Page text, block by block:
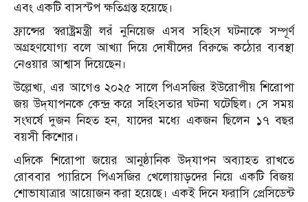
এবং একটি বাসস্টপ ক্ষতিগ্রস্ত হয়েছে।
ফ্রান্সের স্বরাষ্ট্রমন্ত্রী লরঁ নুনিয়েজ এসব সহিংস ঘটনাকে সম্পূর্ণ
অগ্রহণযোগ্য বলে আখ্যা দিয়ে দোষীদের বিরুদ্ধে কঠোর ব্যবস্থা
নেওয়ার আশ্বাস দিয়েছেন।
উল্লেখ্য, এর আগেও ২০২৫ সালে পিএসজির ইউরোপীয় শিরোপা
জয় উদ্‌যাপনকে কেন্দ্র করে সহিংসতার ঘটনা ঘটেছিল। সে সময়
সংঘর্ষে দুজন নিহত হন, যাদের মধ্যে একজন ছিলেন ১৭ বছর
বয়সী কিশোর।
এদিকে শিরোপা জয়ের আনুষ্ঠানিক উদ্‌যাপন অব্যাহত রাখতে
রোববার প্যারিসে পিএসজির খেলোয়াড়দের নিয়ে একটি বিজয়
শোভাযাত্রার আয়োজন করা হয়েছে। একই দিনে ফরাসি প্রেসিডেন্ট